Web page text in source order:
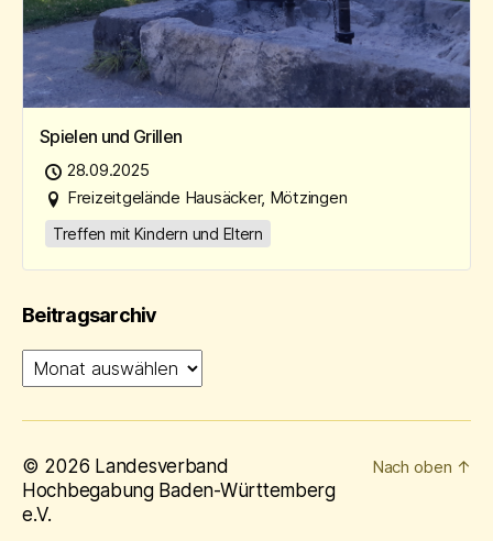
Spielen und Grillen
28.09.2025
Freizeitgelände Hausäcker, Mötzingen
Treffen mit Kindern und Eltern
Beitragsarchiv
Beitragsarchiv
© 2026 Landesverband
Hochbegabung Baden-Württemberg
e.V.
Nach oben ↑